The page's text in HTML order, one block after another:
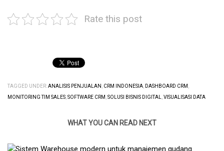
Rate this post
TAGGED UNDER:ANALISIS PENJUALAN CRM INDONESIA DASHBOARD CRM
MONITORING TIM SALES SOFTWARE CRM SOLUSI BISNIS DIGITAL VISUALISASI DATA
WHAT YOU CAN READ NEXT